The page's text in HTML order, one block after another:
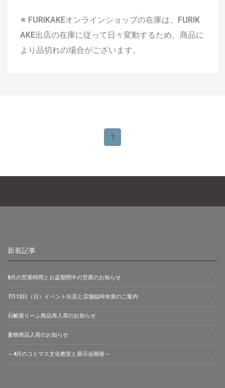
※ FURIKAKEオンラインショップの在庫は、FURIK
AKE出店の在庫に従って日々変動するため、商品に
より品切れの場合がございます。
1
新着記事
8月の営業時間とお盆期間中の営業のお知らせ
7月12日（日）イベント出店と店舗臨時休業のご案内
石鹸屋りーふ商品再入荷のお知らせ
夏物商品入荷のお知らせ
～4月のコトマス文化教室と展示会開催～